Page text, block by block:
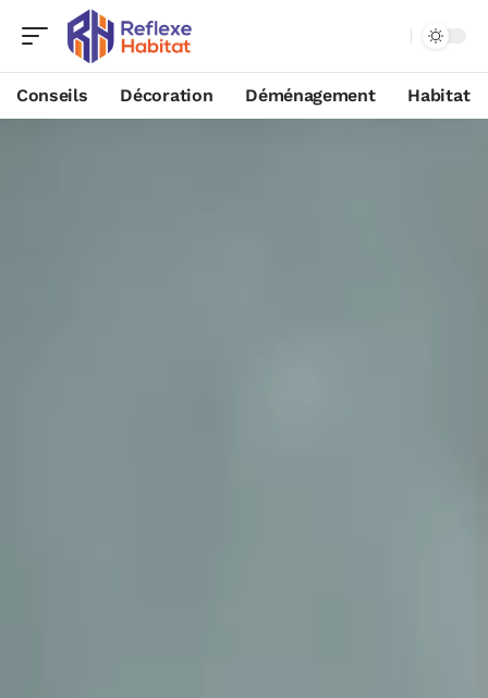
Conseils Décoration Déménagement Habitat